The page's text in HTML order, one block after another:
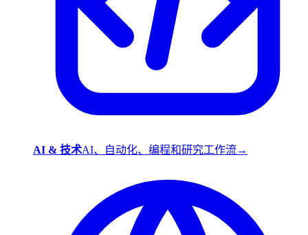
AI & 技术AI、自动化、编程和研究工作流→